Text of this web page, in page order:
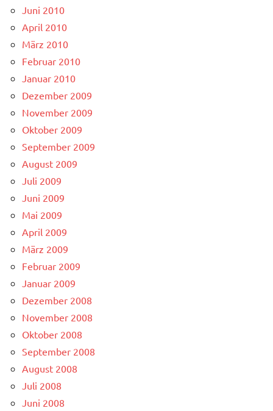
Juni 2010
April 2010
März 2010
Februar 2010
Januar 2010
Dezember 2009
November 2009
Oktober 2009
September 2009
August 2009
Juli 2009
Juni 2009
Mai 2009
April 2009
März 2009
Februar 2009
Januar 2009
Dezember 2008
November 2008
Oktober 2008
September 2008
August 2008
Juli 2008
Juni 2008